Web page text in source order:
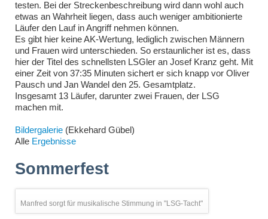
testen. Bei der Streckenbeschreibung wird dann wohl auch
etwas an Wahrheit liegen, dass auch weniger ambitionierte
Läufer den Lauf in Angriff nehmen können.
Es gibt hier keine AK-Wertung, lediglich zwischen Männern
und Frauen wird unterschieden. So erstaunlicher ist es, dass
hier der Titel des schnellsten LSGler an Josef Kranz geht. Mit
einer Zeit von 37:35 Minuten sichert er sich knapp vor Oliver
Pausch und Jan Wandel den 25. Gesamtplatz.
Insgesamt 13 Läufer, darunter zwei Frauen, der LSG
machen mit.
Bildergalerie(Ekkehard Gübel)
Alle Ergebnisse
Sommerfest
Manfred sorgt für musikalische Stimmung in "LSG-Tacht"